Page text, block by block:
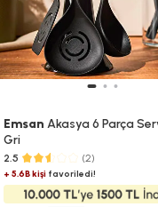
Emsan Akasya 6 Parça
Gri
2.5 (2)
+ 5.6B kişifavoriledi!